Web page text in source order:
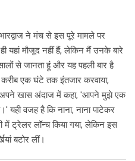
ने मंच से इस पूरे मामले पर
यहां मौजूद नहीं हैं, लेकिन मैं उनके बारे
से जानता हूं और यह पहली बार है
एक घंटे तक इंतजार करवाया,
खास अंदाज में कहा, 'आपने मुझे एक
यही वजह है कि नाना, नाना पाटेकर
में ट्रेलर लॉन्च किया गया, लेकिन इस
बटोर लीं।